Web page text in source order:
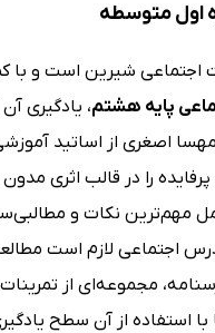
اول متوسطه
اجتماعی شیرین است و با
پایه هشتم، یادگیری
اصغری از اساتید
را در قالب اثری
مهم‌ترین نکات و
اجتماعی لازم است
مجموعه‌ای از تمرینات
با استفاده از آن سطح